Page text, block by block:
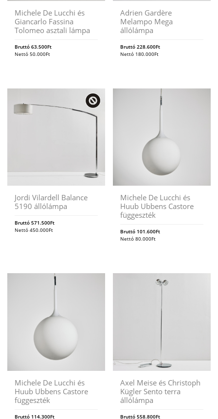
Michele De Lucchi és
Giancarlo Fassina
Tolomeo asztali lámpa
Bruttó 63.500Ft
Nettó 50.000Ft
Adrien Gardère
Melampo Mega
állólámpa
Bruttó228.600Ft
Nettó 180.000Ft
Jordi Vilardell Balance
5190 állólámpa
Bruttó 571.500Ft
Nettó 450.000Ft
Michele De Lucchi és
Huub Ubbens Castore
függeszték
Bruttó 101.600Ft
Nettó80.000Ft
Michele De Lucchi és
Huub Ubbens Castore
függeszték
Bruttó 114.300Ft
Axel Meise és Christoph
Kügler Sento terra
állólámpa
Bruttó558.800Ft